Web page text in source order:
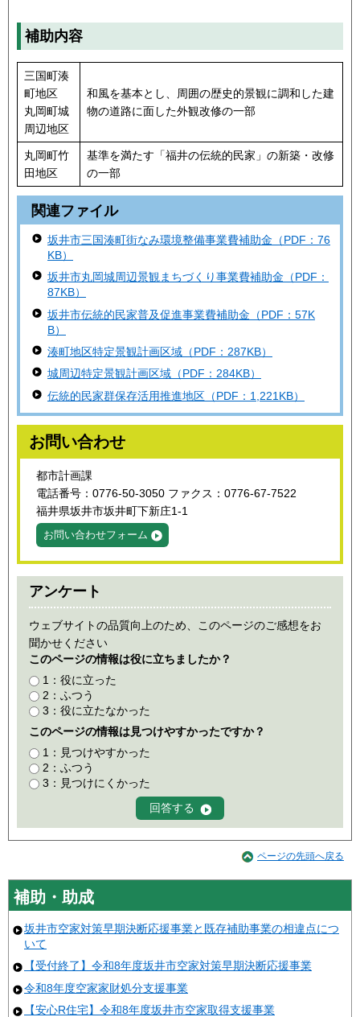
補助内容
三国町湊
町地区
丸岡町城
周辺地区
和風を基本とし、周囲の歴史的景観に調和した建
物の道路に面した外観改修の一部
丸岡町竹
田地区
基準を満たす「福井の伝統的民家」の新築・改修
の一部
関連ファイル
坂井市三国湊町街なみ環境整備事業費補助金（PDF：76
KB）
坂井市丸岡城周辺景観まちづくり事業費補助金（PDF：
87KB）
坂井市伝統的民家普及促進事業費補助金（PDF：57K
B）
湊町地区特定景観計画区域（PDF：287KB）
城周辺特定景観計画区域（PDF：284KB）
伝統的民家群保存活用推進地区（PDF：1,221KB）
お問い合わせ
都市計画課
電話番号：0776-50-3050 ファクス：0776-67-7522
福井県坂井市坂井町下新庄1-1
お問い合わせフォーム
アンケート
ウェブサイトの品質向上のため、このページのご感想をお
聞かせください
このページの情報は役に立ちましたか？
1：役に立った
2：ふつう
3：役に立たなかった
このページの情報は見つけやすかったですか？
1：見つけやすかった
2：ふつう
3：見つけにくかった
ページの先頭へ戻る
補助・助成
坂井市空家対策早期決断応援事業と既存補助事業の相違点につ
いて
【受付終了】令和8年度坂井市空家対策早期決断応援事業
令和8年度空家家財処分支援事業
【安心R住宅】令和8年度坂井市空家取得支援事業